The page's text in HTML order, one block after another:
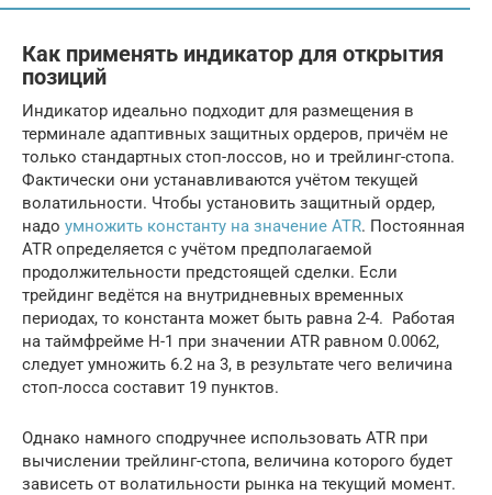
Как применять индикатор для открытия
позиций
Индикатор идеально подходит для размещения в
терминале адаптивных защитных ордеров, причём не
только стандартных стоп-лоссов, но и трейлинг-стопа.
Фактически они устанавливаются учётом текущей
волатильности. Чтобы установить защитный ордер,
надо умножить константу на значение ATR. Постоянная
ATR определяется с учётом предполагаемой
продолжительности предстоящей сделки. Если
трейдинг ведётся на внутридневных временных
периодах, то константа может быть равна 2-4. Работая
на таймфрейме H-1 при значении ATR равном 0.0062,
следует умножить 6.2 на 3, в результате чего величина
стоп-лосса составит 19 пунктов.
Однако намного сподручнее использовать ATR при
вычислении трейлинг-стопа, величина которого будет
зависеть от волатильности рынка на текущий момент.